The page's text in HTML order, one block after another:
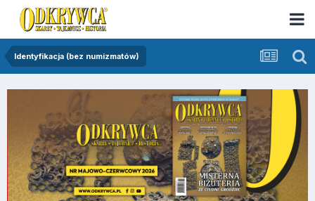
Identyfikacja (bez numizmatów)